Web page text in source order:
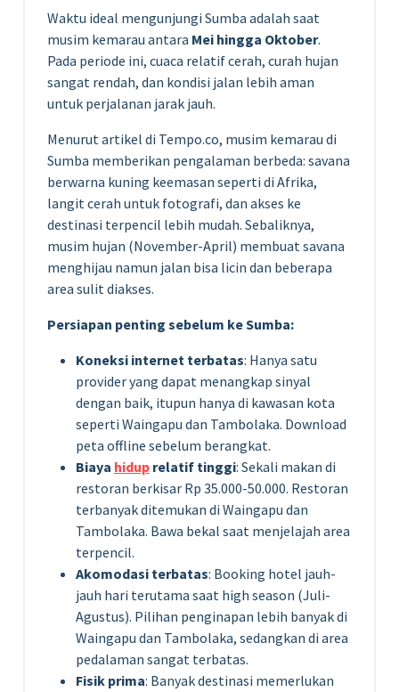
Waktu ideal mengunjungi Sumba adalah saat
musim kemarau antara Mei hingga Oktober.
Pada periode ini, cuaca relatif cerah, curah hujan
sangat rendah, dan kondisi jalan lebih aman
untuk perjalanan jarak jauh.
Menurut artikel di Tempo.co, musim kemarau di
Sumba memberikan pengalaman berbeda: savana
berwarna kuning keemasan seperti di Afrika,
langit cerah untuk fotografi, dan akses ke
destinasi terpencil lebih mudah. Sebaliknya,
musim hujan (November-April) membuat savana
menghijau namun jalan bisa licin dan beberapa
area sulit diakses.
Persiapan penting sebelum ke Sumba:
Koneksi internet terbatas: Hanya satu
provider yang dapat menangkap sinyal
dengan baik, itupun hanya di kawasan kota
seperti Waingapu dan Tambolaka. Download
peta offline sebelum berangkat.
Biaya hidup relatif tinggi: Sekali makan di
restoran berkisar Rp 35.000-50.000. Restoran
terbanyak ditemukan di Waingapu dan
Tambolaka. Bawa bekal saat menjelajah area
terpencil.
Akomodasi terbatas: Booking hotel jauh-
jauh hari terutama saat high season (Juli-
Agustus). Pilihan penginapan lebih banyak di
Waingapu dan Tambolaka, sedangkan di area
pedalaman sangat terbatas.
Fisik prima: Banyak destinasi memerlukan